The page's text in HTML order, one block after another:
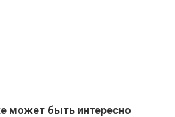
может быть интересно